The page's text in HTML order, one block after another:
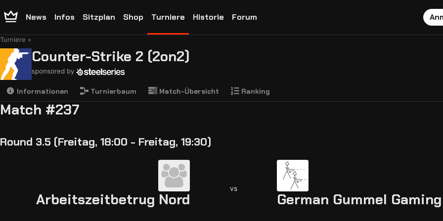
News Infos Sitzplan Shop Turniere Historie Forum
Turniere
Counter-Strike 2 (2on2)
sponsored by
Informationen Turnierbaum Match-Übersicht Ranking
Match #237
Round 3.5 (Freitag, 18:00 - Freitag, 19:30)
Arbeitszeitbetrug Nord
vs
German Gummel Gaming